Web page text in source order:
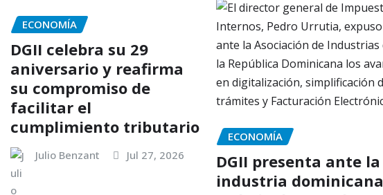
ECONOMÍA
DGII celebra su 29
aniversario y reafirma
su compromiso de
facilitar el
cumplimiento tributario
Julio Benzant Jul 27, 2026
ECONOMÍA
DGII presenta ante la
industria dominicana